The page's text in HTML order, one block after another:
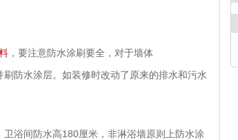
，要注意防水涂刷要全，对于墙体
防水涂层。如装修时改动了原来的排水和污水
浴间防水高180厘米，非淋浴墙原则上防水涂